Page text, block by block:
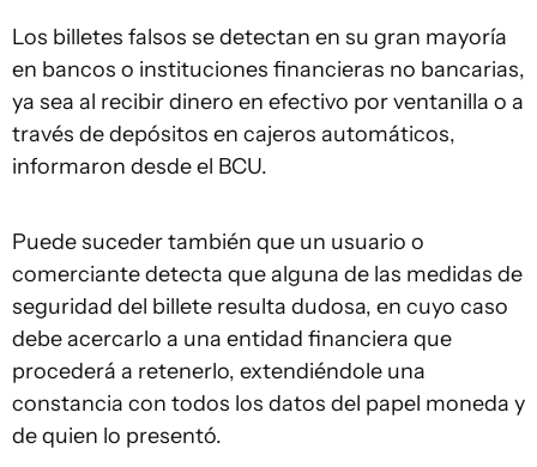
Los billetes falsos se detectan en su gran mayoría
en bancos o instituciones financieras no bancarias,
ya sea al recibir dinero en efectivo por ventanilla o a
través de depósitos en cajeros automáticos,
informaron desde el BCU.
Puede suceder también que un usuario o
comerciante detecta que alguna de las medidas de
seguridad del billete resulta dudosa, en cuyo caso
debe acercarlo a una entidad financiera que
procederá a retenerlo, extendiéndole una
constancia con todos los datos del papel moneda y
de quien lo presentó.